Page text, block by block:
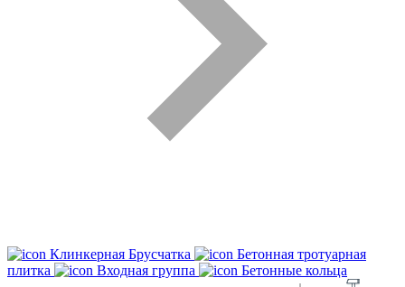
Клинкерная Брусчатка
Бетонная тротуарная
плитка
Входная группа
Бетонные кольца